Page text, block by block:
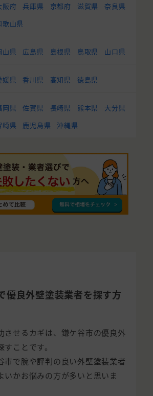
阪府 兵庫県 京都府 滋賀県
奈良県
歌山県
山県 広島県 島根県 鳥取県 山口県
媛県 香川県 高知県 徳島県
岡県 佐賀県 長崎県 熊本県
大分県
崎県
鹿児島県 沖縄県
優良外壁塗装業者を探す方
させるカギは、鎌ケ谷市の優良外
ことです。
市で腕や評判の良い外壁塗装業者
いかお悩みの方が多いと思いま